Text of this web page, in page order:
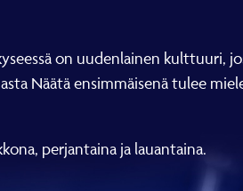
on uudenlainen kulttuuri,
Näätä ensimmäisenä tulee
perjantaina ja lauantaina.